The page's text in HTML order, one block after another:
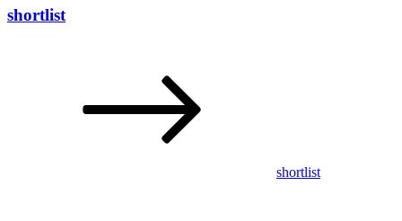
shortlist
shortlist